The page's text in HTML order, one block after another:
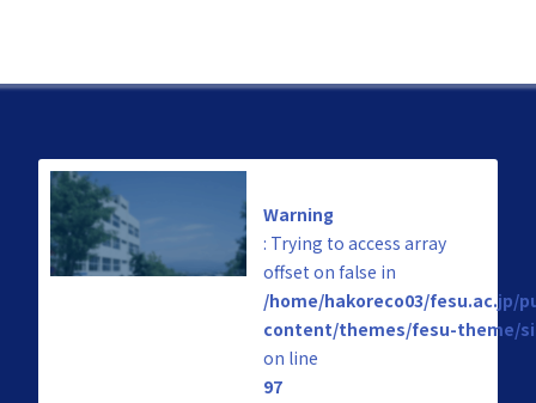
Warning
: Trying to access array
offset on false in
/home/hakoreco03/fesu.ac.jp/
content/themes/fesu-theme/
on line
97